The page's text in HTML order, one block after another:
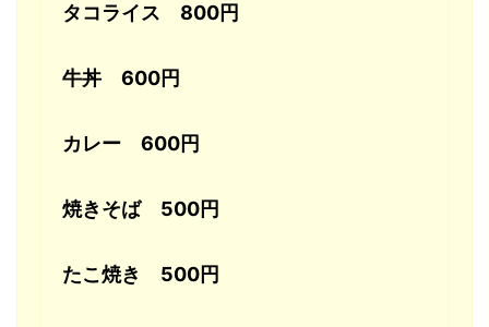
タコライス 800円
牛丼 600円
カレー 600円
焼きそば 500円
たこ焼き 500円